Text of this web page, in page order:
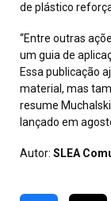
de plástico
“Entre outras
um guia de
Essa publicação
material, mas
resume
lançado em
Autor: SLEA